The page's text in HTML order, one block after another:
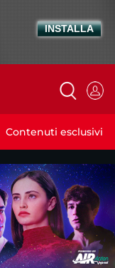
Contenuti esclusivi
INSTALLA